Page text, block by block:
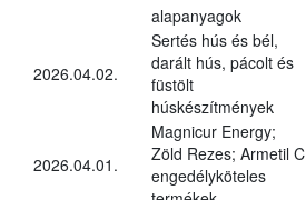
alapanyagok
2026.04.02.
Sertés hús és bél,
darált hús, pácolt és
füstölt
húskészítmények
2026.04.01.
Magnicur Energy;
Zöld Rezes; Armetil C
engedélyköteles